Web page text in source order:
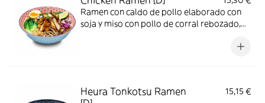
Ramen con caldo de pollo elaborado con
soja y miso con pollo de corral rebozado,
Heura Tonkotsu Ramen
15,15 €